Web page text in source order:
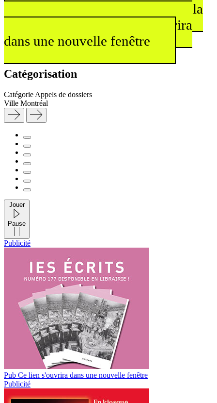
Consultez l’offre d’appel de la
Ce lien s'ouvrira
dans une nouvelle fenêtre
Catégorisation
Catégorie Appels de dossiers
Ville Montréal
Jouer
Pause
Publicité
Pub Ce lien s'ouvrira dans une nouvelle fenêtre
Publicité